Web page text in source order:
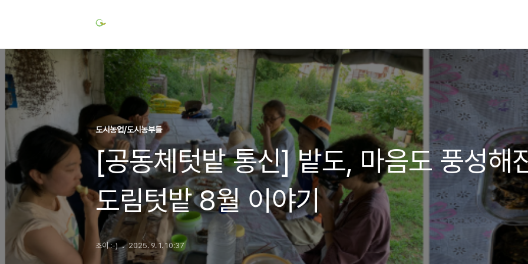
도시농업/도시농부들
[공동체텃밭 통신] 밭도, 마음도 풍성해
도림텃밭 8월 이야기
조이 :-) 2025. 9. 1. 10:37